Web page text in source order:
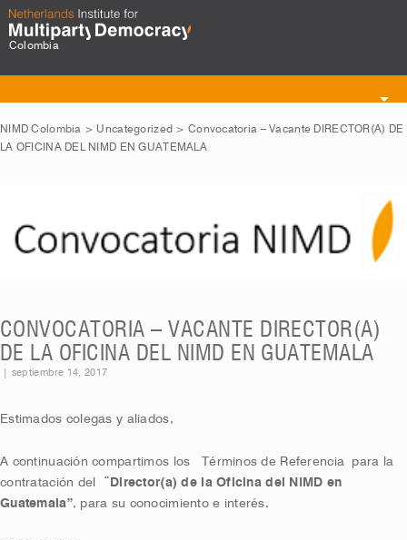
Colombia
Toggle
navigation
NIMD Colombia > Uncategorized > Convocatoria – Vacante DIRECTOR(A) DE
LA OFICINA DEL NIMD EN GUATEMALA
CONVOCATORIA – VACANTE DIRECTOR(A)
DE LA OFICINA DEL NIMD EN GUATEMALA
septiembre 14, 2017
Estimados colegas y aliados,
A continuación compartimos los Términos de Referencia para la
contratación del
¨Director(a) de la Oficina del NIMD en
Guatemala”, para su conocimiento e interés.